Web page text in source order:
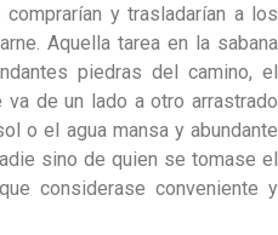
y trasladarían a los
Aquella tarea en la sabana
piedras del camino, el
de un lado a otro arrastrado
o el agua mansa y abundante
sino de quien se tomase el
considerase conveniente y